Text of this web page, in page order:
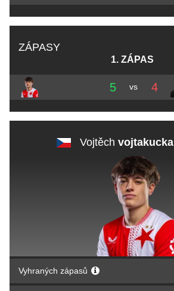
ZÁPASY
1. ZÁPAS
5 vs 4
Vojtěch vojtakucka
Vyhraných zápasů